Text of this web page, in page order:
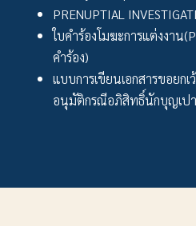
PRENUPTIAL
ใบคำร้องโมฆะการแต่งงาน
คำร้อง)
แบบการเขียนเอกสารขอยก
อนุมัติกรณีอภิสิทธิ์นักบุญเป